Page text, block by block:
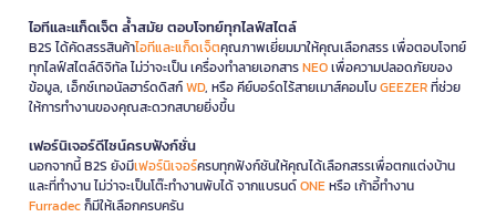
ไอทีและแก็ดเจ็ต ล้ำสมัย ตอบโจทย์ทุกไลฟ์สไตล์
B2S ได้คัดสรรสินค้าไอทีและแก็ดเจ็ตคุณภาพเยี่ยมมาให้คุณเลือกสรร เพื่อตอบโจทย์
ทุกไลฟ์สไตล์ดิจิทัล ไม่ว่าจะเป็น เครื่องทำลายเอกสารNEOเพื่อความปลอดภัยของ
ข้อมูล, เอ็กซ์เทอนัลฮาร์ดดิสก์WD, หรือ คีย์บอร์ดไร้สายเมาส์คอมโบGEEZERที่ช่วย
ให้การทำงานของคุณสะดวกสบายยิ่งขึ้น
เฟอร์นิเจอร์ดีไซน์ครบฟังก์ชั่น
นอกจากนี้ B2S ยังมีเฟอร์นิเจอร์ครบทุกฟังก์ชันให้คุณได้เลือกสรรเพื่อตกแต่งบ้าน
และที่ทำงาน ไม่ว่าจะเป็นโต๊ะทำงานพับได้ จากแบรนด์ONEหรือ เก้าอี้ทำงาน
Furradecก็มีให้เลือกครบครัน